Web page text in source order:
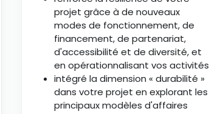
projet grâce à de nouveaux
modes de fonctionnement, de
financement, de partenariat,
d'accessibilité et de diversité, et
en opérationnalisant vos activités
intégré la dimension « durabilité »
dans votre projet en explorant les
principaux modèles d'affaires